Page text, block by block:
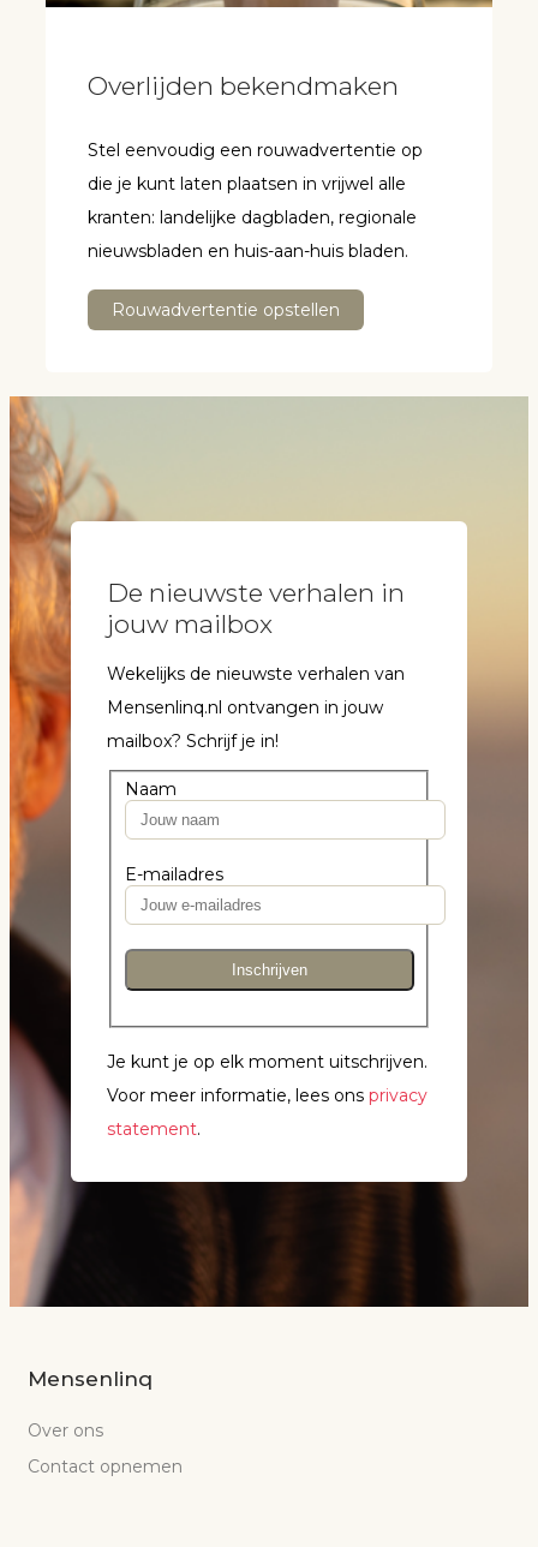
Overlijden bekendmaken
Stel eenvoudig een rouwadvertentie op
die je kunt laten plaatsen in vrijwel alle
kranten: landelijke dagbladen, regionale
nieuwsbladen en huis-aan-huis bladen.
Rouwadvertentie opstellen
De nieuwste verhalen in
jouw mailbox
Wekelijks de nieuwste verhalen van
Mensenlinq.nl ontvangen in jouw
mailbox? Schrijf je in!
Naam
E-mailadres
Inschrijven
Je kunt je op elk moment uitschrijven.
Voor meer informatie, lees ons privacy
statement.
Mensenlinq
Over ons
Contact opnemen